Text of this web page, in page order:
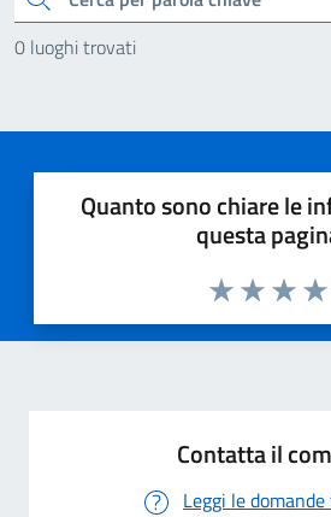
0 luoghi trovati
Quanto sono chiare le
questa
Valuta
Valuta 2
Valuta 1 stelle
Contatta il
Leggi le